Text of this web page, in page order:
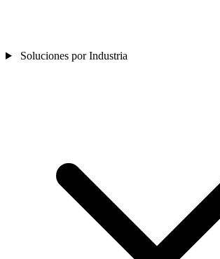
Soluciones por Industria